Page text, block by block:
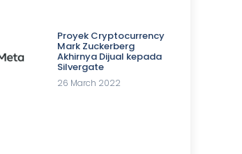
Proyek Cryptocurrency
Mark Zuckerberg
Akhirnya Dijual kepada
Silvergate
26 March 2022